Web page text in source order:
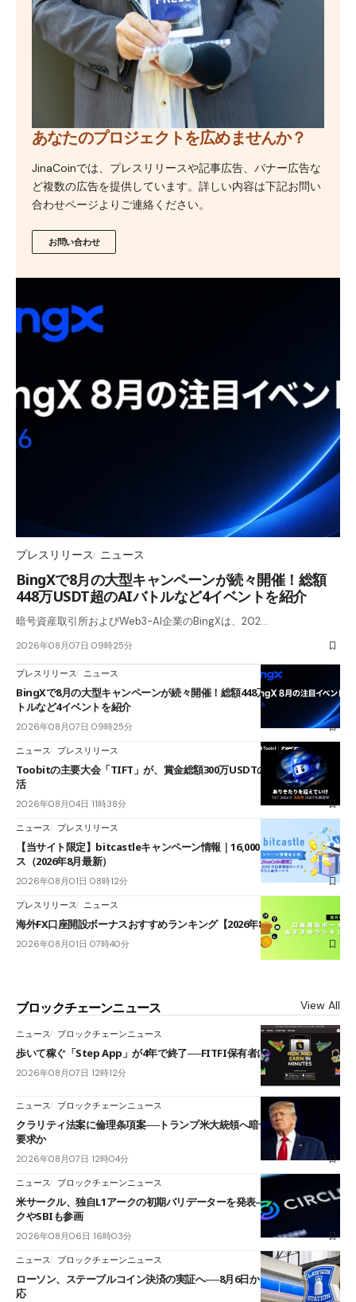
あなたのプロジェクトを広めませんか？
JinaCoinでは、プレスリリースや記事広告、バナー広告な
ど複数の広告を提供しています。詳しい内容は下記お問い
合わせページよりご連絡ください。
お問い合わせ
プレスリリース ニュース
BingXで8月の大型キャンペーンが続々開催！総額
448万USDT超のAIバトルなど4イベントを紹介
暗号資産取引所およびWeb3-AI企業のBingXは、202…
2026年08月07日 09時25分
プレスリリース ニュース
BingXで8月の大型キャンペーンが続々開催！総額448万USDT超のAIバ
トルなど4イベントを紹介
2026年08月07日 09時25分
ニュース プレスリリース
Toobitの主要大会「TIFT」が、賞金総額300万USDTのレースとして復
活
2026年08月04日 11時38分
ニュース プレスリリース
【当サイト限定】bitcastleキャンペーン情報｜16,000円口座開設ボーナ
ス（2026年8月最新）
2026年08月01日 08時12分
プレスリリース ニュース
海外FX口座開設ボーナスおすすめランキング【2026年8月最新】
2026年08月01日 07時40分
ブロックチェーンニュース View All
ニュース ブロックチェーンニュース
歩いて稼ぐ「Step App」が4年で終了──FITFI保有者に対応呼びかけ
2026年08月07日 12時12分
ニュース ブロックチェーンニュース
クラリティ法案に倫理条項案──トランプ米大統領へ暗号資産事業の売却
要求か
2026年08月07日 12時04分
ニュース ブロックチェーンニュース
米サークル、独自L1アークの初期バリデーターを発表――ブラックロッ
クやSBIも参画
2026年08月06日 16時03分
ニュース ブロックチェーンニュース
ローソン、ステーブルコイン決済の実証へ──8月6日からJPYCやUSDC対
応